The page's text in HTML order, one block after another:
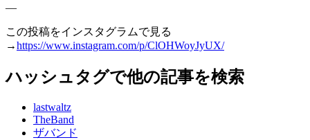
—
この投稿をインスタグラムで見る
→https://www.instagram.com/p/ClOHWoyJyUX/
ハッシュタグで他の記事を検索
lastwaltz
TheBand
ザバンド